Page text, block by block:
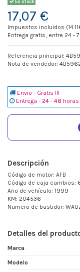
En stock
17,07 €
Impuestos incluidos
Entrega gratis, entre 24 -
Referencia principal:
Nota de vendedor:
Envio - Gratis !!!
Entrega - 24 - 48 horas
Descripción
Código de motor: AFB
Código de caja cambios:
Año de vehículo: 1999
KM: 204536
Numero de bastidor:
Detalles del
Marca
Modelo